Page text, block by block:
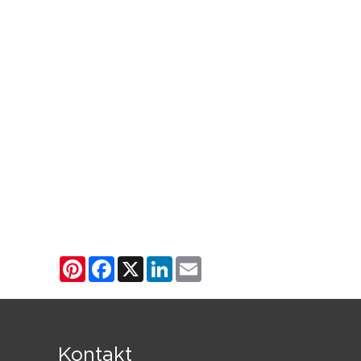
PinterestFacebook
X LinkedIn
Kontakt